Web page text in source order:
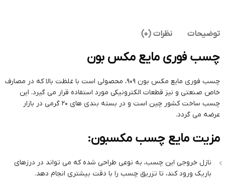
توضیحات نظرات (0)
چسب فوری مایع مکس بون
چسب فوری مایع مکس بون 909، محصولی است با غلظت بالا که در مصارف
خاص صنعتی و نیز قطعات الکترونیکی مورد استفاده قرار می گیرد. این
چسب ساخت کشور چین است و در بسته بندی های 20 گرمی در بازار
عرضه می گردد.
مزیت مایع چسب مکسبون:
نازل خروجی این چسب، به نوعی طراحی شده که می تواند در درزهای
باریک ورود کند، تا تزریق چسب را با دقت بیشتری انجام دهد.